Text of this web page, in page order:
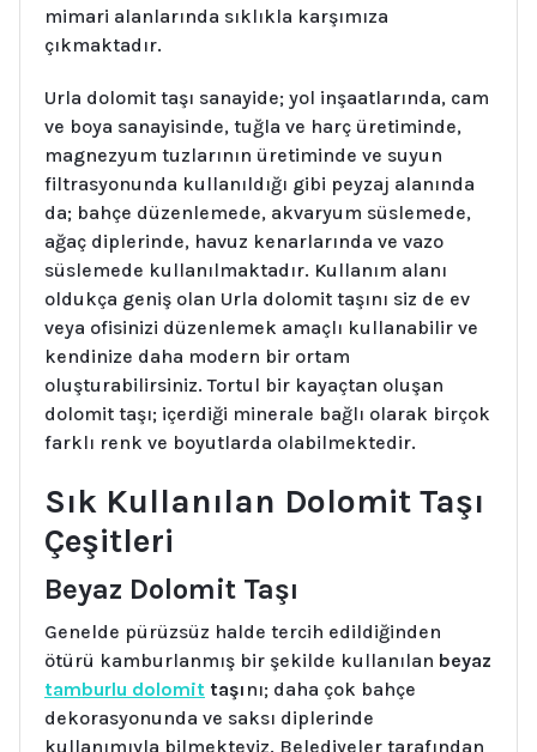
mimari alanlarında sıklıkla karşımıza
çıkmaktadır.
Urla dolomit taşı sanayide; yol inşaatlarında, cam
ve boya sanayisinde, tuğla ve harç üretiminde,
magnezyum tuzlarının üretiminde ve suyun
filtrasyonunda kullanıldığı gibi peyzaj alanında
da; bahçe düzenlemede, akvaryum süslemede,
ağaç diplerinde, havuz kenarlarında ve vazo
süslemede kullanılmaktadır. Kullanım alanı
oldukça geniş olan Urla dolomit taşını siz de ev
veya ofisinizi düzenlemek amaçlı kullanabilir ve
kendinize daha modern bir ortam
oluşturabilirsiniz. Tortul bir kayaçtan oluşan
dolomit taşı; içerdiği minerale bağlı olarak birçok
farklı renk ve boyutlarda olabilmektedir.
Sık Kullanılan Dolomit Taşı
Çeşitleri
Beyaz Dolomit Taşı
Genelde pürüzsüz halde tercih edildiğinden
ötürü kamburlanmış bir şekilde kullanılan beyaz
tamburlu dolomit taşı nı; daha çok bahçe
dekorasyonunda ve saksı diplerinde
kullanımıyla bilmekteyiz. Belediyeler tarafından